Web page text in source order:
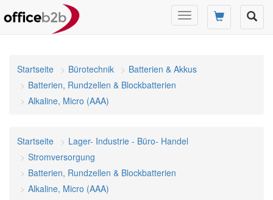
Navigation
umschalten
Startseite Bürotechnik
Batterien & Akkus
Batterien, Rundzellen & Blockbatterien
Alkaline, Micro (AAA)
Startseite
Lager- Industrie - Büro- Handel
Stromversorgung
Batterien, Rundzellen & Blockbatterien
Alkaline, Micro (AAA)